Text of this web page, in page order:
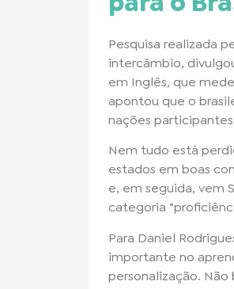
Pesquisa realizada
intercâmbio,
em Inglês, que
apontou que o
nações participantes
Nem tudo está
estados em boas
e, em seguida, vem
categoria
Para Daniel
importante no
personalização. Não